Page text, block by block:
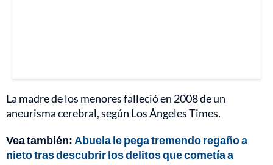
La madre de los menores falleció en 2008 de un
aneurisma cerebral, según Los Ángeles Times.
Vea también: Abuela le pega tremendo regaño a
nieto tras descubrir los delitos que cometía a